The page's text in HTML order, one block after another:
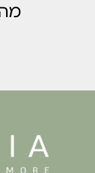
מה